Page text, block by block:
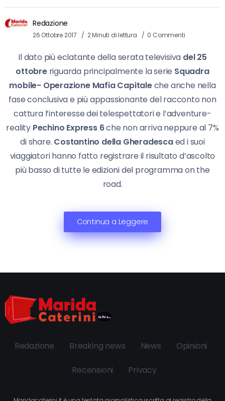
Redazione
26 Ottobre 2017 2 Minuti di lettura 0 Commenti
Il dato più eclatante della serata televisiva del 25
ottobreriguarda principalmente la serie Squadra
mobile- Operazione Mafia Capitaleche anche nella
fase conclusiva e più appassionante del racconto non
cattura l’interesse dei telespettatori e l’adventure-
reality Pechino Express 6che non arriva neppure al 7%
di share. Costantino della Gheradescaed i suoi
viaggiatori hanno fatto registrare il risultato d’ascolto
più basso di tutte le edizioni del programma on the
road.
Continua a Leggere
Redazione Breaking news News Opinioni
Recensioni Privacy